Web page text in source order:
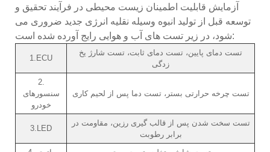
آزمایش قابلیت اطمینان زیست محیطی در فرآیند تحقیق و
توسعه قبل از تولید انبوه وسیله نقلیه انرژی جدید ضروری می
شود، در زیر تست های آب و هوایی رایج آورده شده است:
1.ECU
تست دمای پایین، تست دمای ثابت، تست شارژ یخ
زدگی
2.
سنسورهای
خودرو
تست چرخه حرارتی بستر، تست دما پس از لحیم کاری
3.LED
تست سخت شدن پس از قالب گیری رزین، مقاومت در
برابر رطوبت